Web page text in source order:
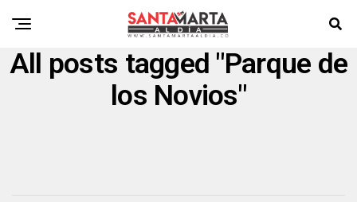
All posts tagged "Parque de
los Novios"